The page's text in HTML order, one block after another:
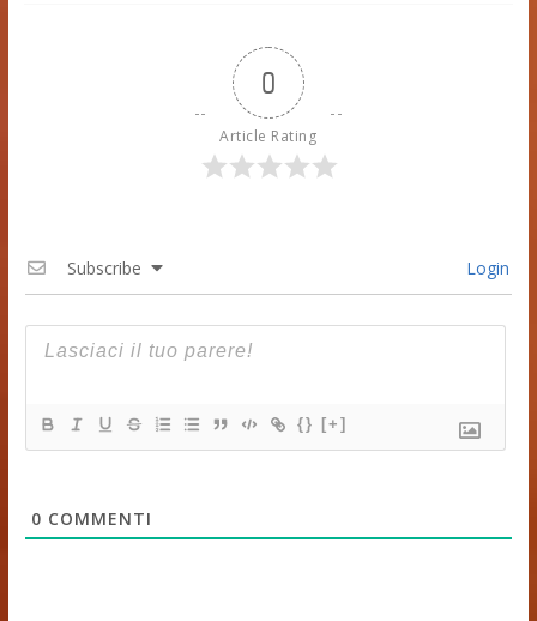
0
Article Rating
Subscribe Login
{} [+]
0 COMMENTI